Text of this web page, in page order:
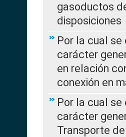
gasoductos
disposiciones
Por la cual
carácter
en relación
conexión en
Por la cual
carácter
Transporte